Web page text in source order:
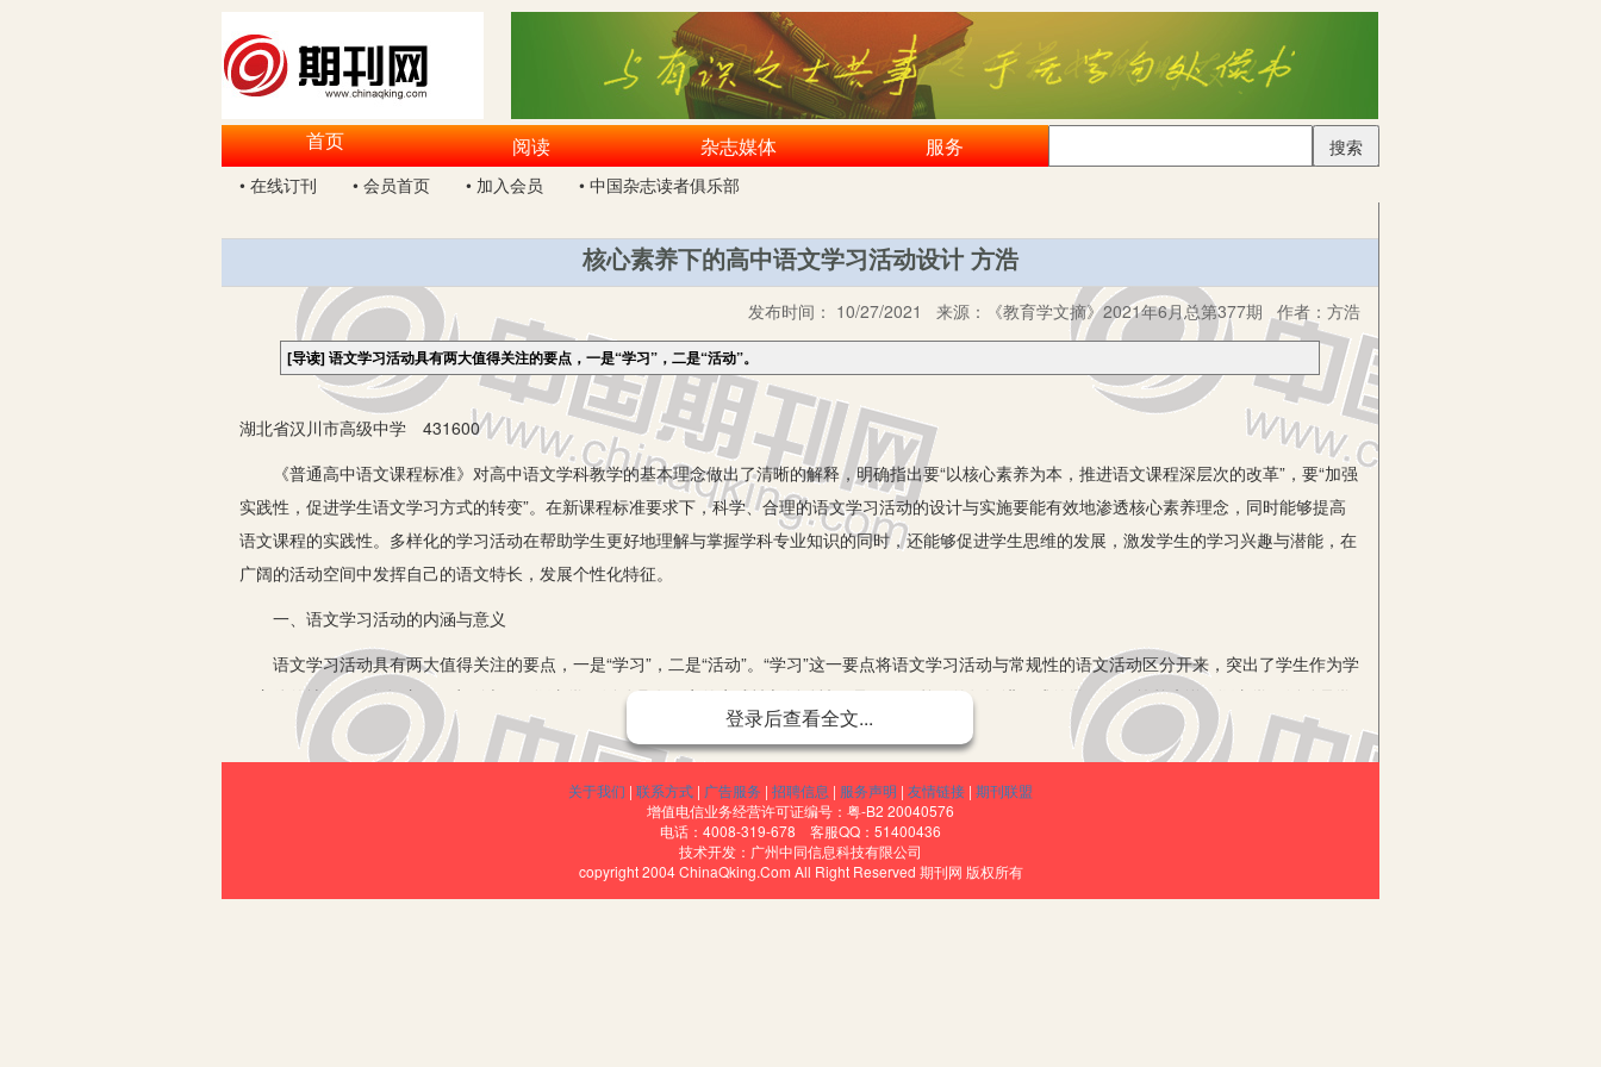
首页 阅读 杂志媒体 服务
搜索
• 在线订刊
• 会员首页 • 加入会员 • 中国杂志读者俱乐部
核心素养下的高中语文学习活动设计 方浩
发布时间： 10/27/2021 来源： 《教育学文摘》2021年6月总第377期 作者： 方浩
[导读]语文学习活动具有两大值得关注的要点，一是“学习”，二是“活动”。
湖北省汉川市高级中学 431600
《普通高中语文课程标准》对高中语文学科教学的基本理念做出了清晰的解释，明确指出要“以核心素养为本，推进语文课程深层次的改革”，要“加强
实践性，促进学生语文学习方式的转变”。在新课程标准要求下，科学、合理的语文学习活动的设计与实施要能有效地渗透核心素养理念，同时能够提高
语文课程的实践性。多样化的学习活动在帮助学生更好地理解与掌握学科专业知识的同时，还能够促进学生思维的发展，激发学生的学习兴趣与潜能，在
广阔的活动空间中发挥自己的语文特长，发展个性化特征。
一、语文学习活动的内涵与意义
语文学习活动具有两大值得关注的要点，一是“学习”，二是“活动”。“学习”这一要点将语文学习活动与常规性的语文活动区分开来，突出了学生作为学
习主体的地位。“活动”这一要点则表明了语文学习活动具有一定的实践性与活动性，是不同于单一的知识讲解式的学习的。简单来说，语文学习活动是学
生在教师的指导之下所进行的以获取语言经验、提高语言能力为目的，通过听、说、读、写、思考等各项技能来综合运用的一系列的自主行为过程。语文
学习活动的开展与实施对于高中语文教学有着不可忽视的意义。
首先，语文学习活动的实施有利于促进素质教育理念在教学实践活动中的贯彻与落实，有利于促进高中语文课堂朝着更深层的方向发展，为语文教学
改革提供了新的思路与途径。其次，语文学习活动的开展对教师的教学能力与专业素养提出了更高的要求，有利于促使教师不断地进行理论学习，让教师
与时俱进地创新课堂的教学方法与手段。再者，通过参与学习活动，学生能够获得更加丰富的学习体验，促使自己充分调动已获取的经验与知识，提升知
登录后查看全文...
关于我们 | 联系方式 | 广告服务 | 招聘信息 | 服务声明 | 友情链接 | 期刊联盟
增值电信业务经营许可证编号：粤-B2 20040576
电话：4008-319-678 客服QQ：51400436
技术开发：广州中同信息科技有限公司
copyright 2004 ChinaQking.Com All Right Reserved 期刊网 版权所有